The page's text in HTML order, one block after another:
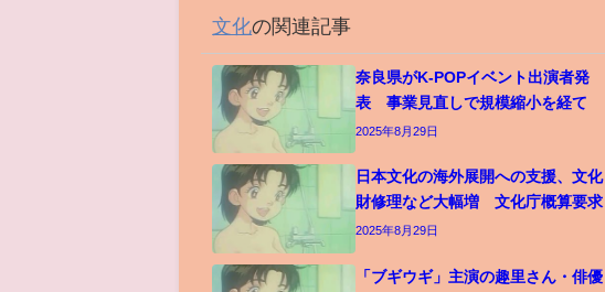
文化の関連記事
奈良県がK-POPイベント出演者発
表 事業見直しで規模縮小を経て
2025年8月29日
日本文化の海外展開への支援、文化
財修理など大幅増 文化庁概算要求
2025年8月29日
「ブギウギ」主演の趣里さん・俳優